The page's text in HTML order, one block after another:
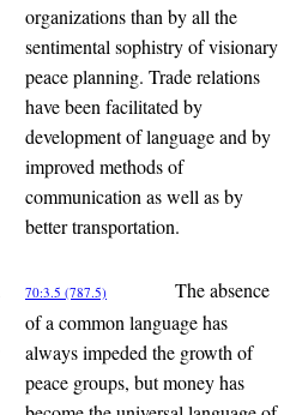
organizations than by all the
sentimental sophistry of visionary
peace planning. Trade relations
have been facilitated by
development of language and by
improved methods of
communication as well as by
better transportation.
70:3.5 (787.5)
The absence
of a common language has
always impeded the growth of
peace groups, but money has